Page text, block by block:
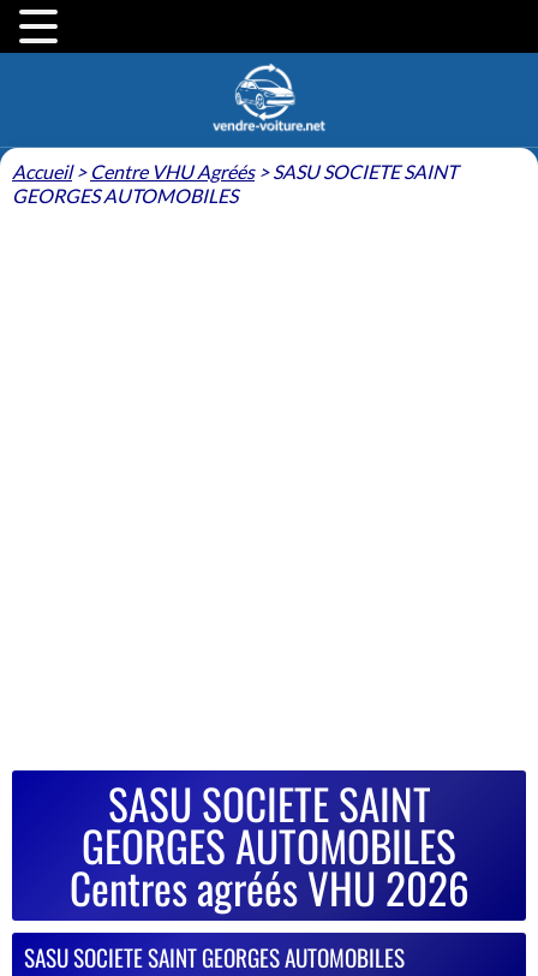
Accueil> Centre VHU Agréés>SASU SOCIETE SAINT
GEORGES AUTOMOBILES
SASU SOCIETE SAINT
GEORGES AUTOMOBILES
Centres agréés VHU 2026
SASU SOCIETE SAINT GEORGES AUTOMOBILES